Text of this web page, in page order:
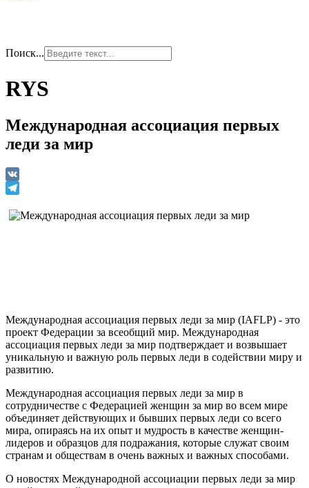
Поиск...
RYS
Международная ассоциация первых
леди за мир
VK
Международная ассоциация первых леди за мир (IAFLP) - это
проект Федерации за всеобщий мир. Международная
ассоциация первых леди за мир подтверждает и возвышает
уникальную и важную роль первых леди в содействии миру и
развитию.
Международная ассоциация первых леди за мир в
сотрудничестве с Федерацией женщин за мир во всем мире
объединяет действующих и бывших первых леди со всего
мира, опираясь на их опыт и мудрость в качестве женщин-
лидеров и образцов для подражания, которые служат своим
странам и обществам в очень важных и важных способами.
О новостях Международной ассоциации первых леди за мир